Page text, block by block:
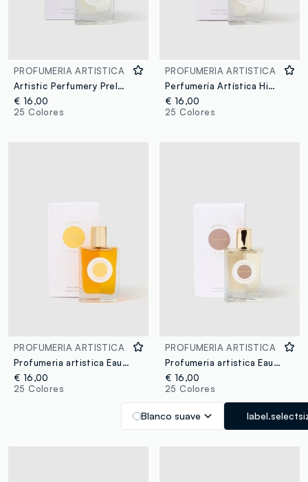
PROFUMERIA ARTISTICA
Artistic Perfumery Prelude
€ 16,00
25 Colores
PROFUMERIA ARTISTICA
Perfumería Artística Higo Verdadero
€ 16,00
25 Colores
PROFUMERIA ARTISTICA
Profumeria artistica Eau de Parfum Cristalli di sole 50 ml
€ 16,00
25 Colores
PROFUMERIA ARTISTICA
Profumeria artistica Eau de Parfum Dolce caffè 50 ml
€ 16,00
25 Colores
Blanco suave